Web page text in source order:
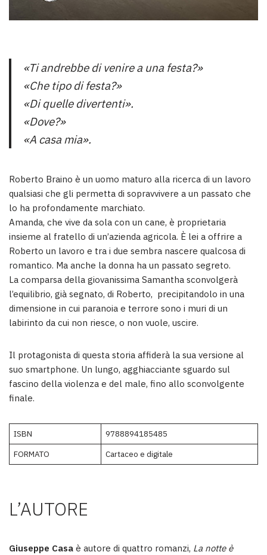
«Ti andrebbe di venire a una festa?»
«Che tipo di festa?»
«Di quelle divertenti».
«Dove?»
«A casa mia».
Roberto Braino è un uomo maturo alla ricerca di un lavoro
qualsiasi che gli permetta di sopravvivere a un passato che
lo ha profondamente marchiato.
Amanda, che vive da sola con un cane, è proprietaria
insieme al fratello di un’azienda agricola. È lei a offrire a
Roberto un lavoro e tra i due sembra nascere qualcosa di
romantico. Ma anche la donna ha un passato segreto.
La comparsa della giovanissima Samantha sconvolgerà
l’equilibrio, già segnato, di Roberto, precipitandolo in una
dimensione in cui paranoia e terrore sono i muri di un
labirinto da cui non riesce, o non vuole, uscire.
Il protagonista di questa storia affiderà la sua versione al
suo smartphone. Un lungo, agghiacciante sguardo sul
fascino della violenza e del male, fino allo sconvolgente
finale.
ISBN
9788894185485
FORMATO
Cartaceo e digitale
L’AUTORE
Giuseppe Casa è autore di quattro romanzi, La notte è